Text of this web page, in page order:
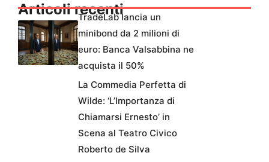
Articoli recenti
TradeLab lancia un
minibond da 2 milioni di
euro: Banca Valsabbina ne
acquista il 50%
La Commedia Perfetta di
Wilde: ‘L’Importanza di
Chiamarsi Ernesto’ in
Scena al Teatro Civico
Roberto de Silva